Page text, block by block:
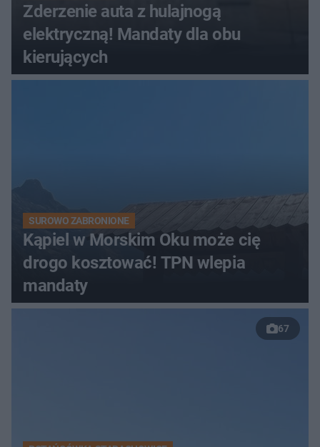
Zderzenie auta z hulajnogą
elektryczną! Mandaty dla obu
kierujących
SUROWO ZABRONIONE
Kąpiel w Morskim Oku może cię
drogo kosztować! TPN wlepia
mandaty
67